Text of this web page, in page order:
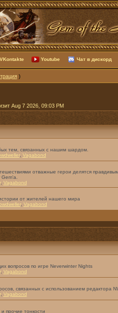
Youtube Чат в дискорд
)
Aug 7 2026, 09:03 PM
тем, связанных с нашим шардом.
, Vagabond
отважные герои делятся
, Vagabond
от жителей нашего мира
, Vagabond
вопросов по игре Neverwinter Nights
, Vagabond
связанных с использованием редактора
, Vagabond
прочие тонкости